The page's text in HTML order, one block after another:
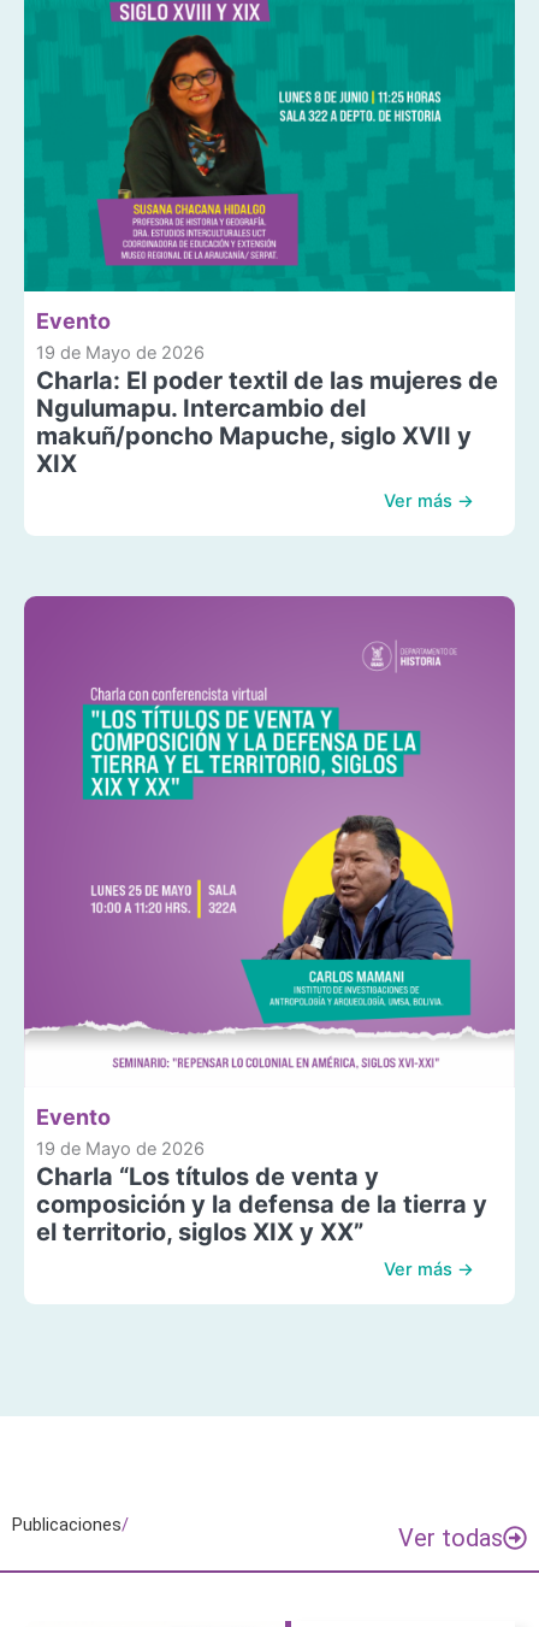
Evento
19 de Mayo de 2026
Charla: El poder textil de las mujeres de
Ngulumapu. Intercambio del
makuñ/poncho Mapuche, siglo XVII y
XIX
Ver más →
Evento
19 de Mayo de 2026
Charla “Los títulos de venta y
composición y la defensa de la tierra y
el territorio, siglos XIX y XX”
Ver más →
Publicaciones/ Ver todas